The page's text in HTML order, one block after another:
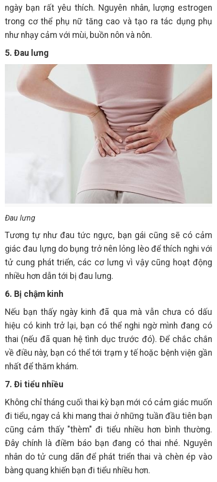
ngày bạn rất yêu thích. Nguyên nhân, lượng estrogen
trong cơ thể phụ nữ tăng cao và tạo ra tác dụng phụ
như nhạy cảm với mùi, buồn nôn và nôn.
5. Đau lưng
Đau lưng
Tương tự như đau tức ngực, bạn gái cũng sẽ có cảm
giác đau lựng do bụng trở nên lỏng lèo để thích nghi với
tử cung phát triển, các cơ lưng vì vậy cũng hoạt động
nhiều hơn dẫn tới bị đau lưng.
6. Bị chậm kinh
Nếu bạn thấy ngày kinh đã qua mà vẫn chưa có dấu
hiệu có kinh trở lại, bạn có thể nghi ngờ mình đang có
thai (nếu đã quan hệ tình dục trước đó). Để chắc chắn
về điều này, bạn có thể tới trạm y tế hoặc bệnh viện gần
nhất để thăm khám.
7. Đi tiểu nhiều
Không chỉ tháng cuối thai kỳ bạn mới có cảm giác muốn
đi tiểu, ngay cả khi mang thai ở những tuần đầu tiên bạn
cũng cảm thấy "thèm" đi tiểu nhiều hơn bình thường.
Đây chính là điềm báo bạn đang có thai nhé. Nguyên
nhân do tử cung dãn để phát triển thai và chèn ép vào
bàng quang khiến bạn đi tiểu nhiều hơn.